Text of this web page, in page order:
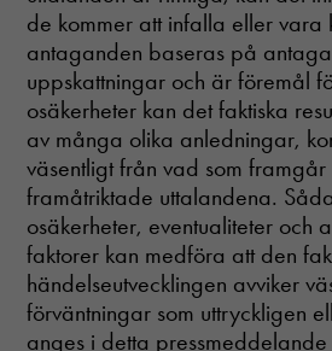
de kommer att infalla eller vara
antaganden baseras på
uppskattningar och är föremål
osäkerheter kan det faktiska
av många olika anledningar,
väsentligt från vad som
framåtriktade uttalandena.
osäkerheter, eventualiteter och
faktorer kan medföra att den
händelseutvecklingen avviker
förväntningar som uttryckligen
anges i detta